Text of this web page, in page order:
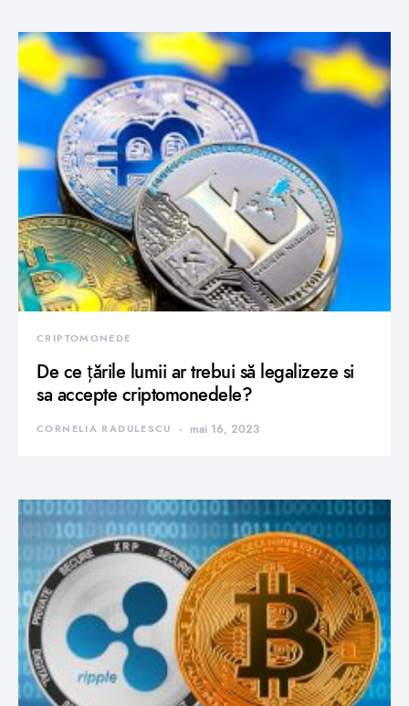
CRIPTOMONEDE
De ce țările lumii ar trebui să legalizeze si
sa accepte criptomonedele?
CORNELIA RADULESCU mai 16, 2023